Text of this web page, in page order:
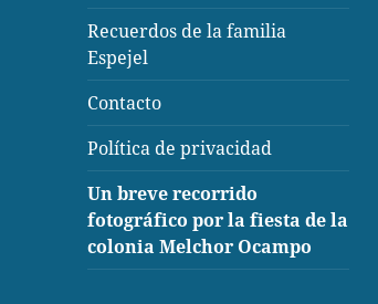
Recuerdos de la familia
Espejel
Contacto
Política de privacidad
Un breve recorrido
fotográfico por la fiesta de la
colonia Melchor Ocampo